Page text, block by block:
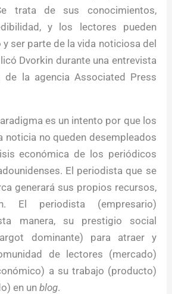
trata de sus conocimientos,
y los lectores pueden
ser parte de la vida noticiosa del
Dvorkin durante una entrevista
de la agencia Associated Press
es un intento por que los
noticia no queden desempleados
económica de los periódicos
El periodista que se
generará sus propios recursos,
El periodista (empresario)
manera, su prestigio social
dominante) para atraer y
de lectores (mercado)
a su trabajo (producto)
en unblog.